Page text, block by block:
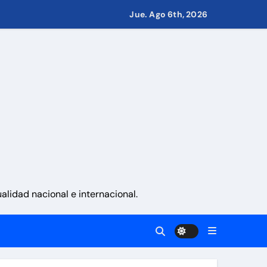
Ormuz
24J
Jue. Ago 6th, 2026
nacional e internacional.